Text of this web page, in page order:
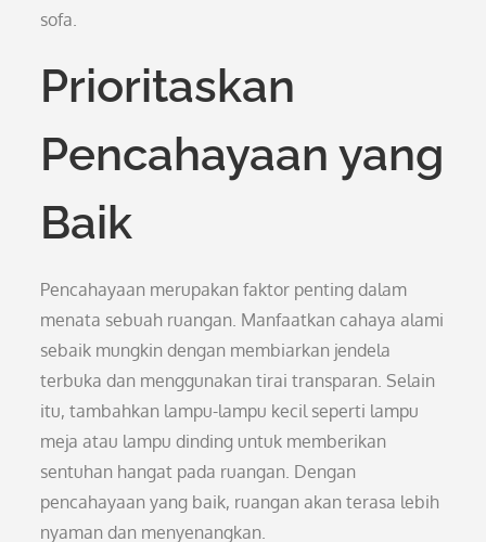
sofa.
Prioritaskan
Pencahayaan yang
Baik
Pencahayaan merupakan faktor penting dalam
menata sebuah ruangan. Manfaatkan cahaya alami
sebaik mungkin dengan membiarkan jendela
terbuka dan menggunakan tirai transparan. Selain
itu, tambahkan lampu-lampu kecil seperti lampu
meja atau lampu dinding untuk memberikan
sentuhan hangat pada ruangan. Dengan
pencahayaan yang baik, ruangan akan terasa lebih
nyaman dan menyenangkan.